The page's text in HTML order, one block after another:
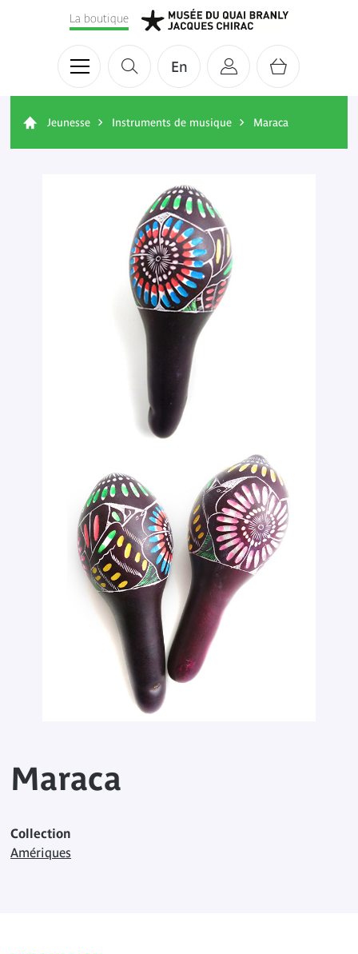
En
La boutique
Jeunesse Instruments de musique Maraca
Maraca
Collection
Amériques